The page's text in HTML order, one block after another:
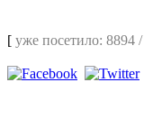
[ уже посетило: 8894 /